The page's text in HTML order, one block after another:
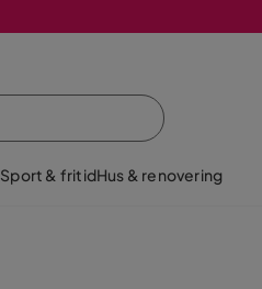
Sport & fritidHus & renovering